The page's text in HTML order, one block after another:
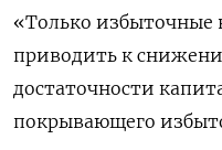
«Только избыточные
приводить к
достаточности
покрывающего